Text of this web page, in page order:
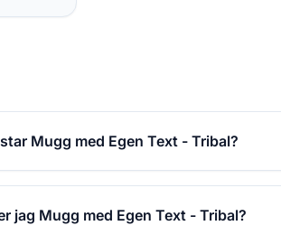
Mugg med Egen Text - Tribal?
jag Mugg med Egen Text - Tribal?